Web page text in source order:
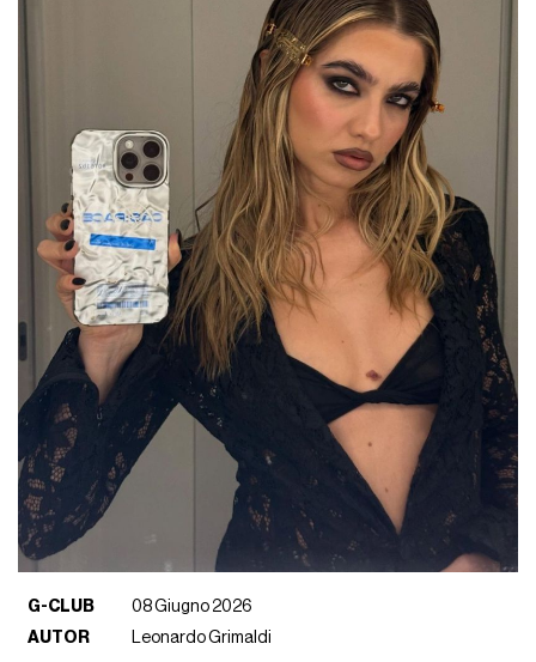
G-CLUB
08 Giugno 2026
AUTOR
Leonardo Grimaldi